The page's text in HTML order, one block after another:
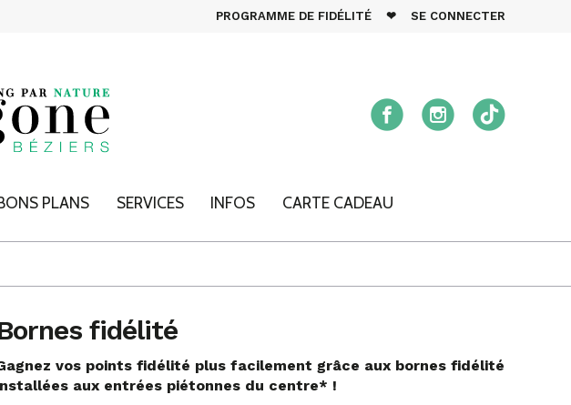
PROGRAMME DE FIDÉLITÉ ❤ SE CONNECTER
PLANS SERVICES INFOS CARTE CADEAU
fidélité
vos points fidélité plus facilement grâce aux bornes fidélité
aux entrées piétonnes du centre* !